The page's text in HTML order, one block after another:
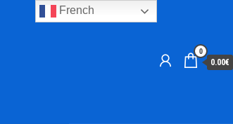
0
0.00€
French